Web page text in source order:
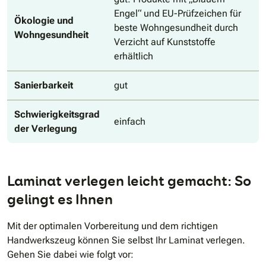
Ökologie und
Wohngesundheit
Engel“ und EU-Prüfzeichen für
beste Wohngesundheit durch
Verzicht auf Kunststoffe
erhältlich
Sanierbarkeit gut
Schwierigkeitsgrad
der Verlegung
einfach
Laminat verlegen leicht gemacht: So
gelingt es Ihnen
Mit der optimalen Vorbereitung und dem richtigen
Handwerkszeug können Sie selbst Ihr Laminat verlegen.
Gehen Sie dabei wie folgt vor: